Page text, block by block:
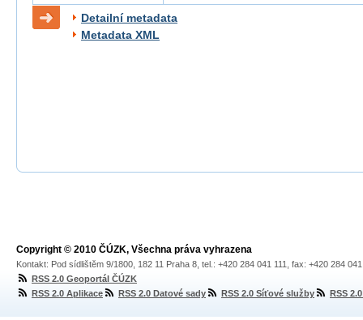
Detailní metadata
Metadata XML
Copyright © 2010 ČÚZK, Všechna práva vyhrazena
Kontakt: Pod sídlištěm 9/1800, 182 11 Praha 8, tel.: +420 284 041 111, fax: +420 284
RSS 2.0 Geoportál ČÚZK
RSS 2.0 Aplikace
RSS 2.0 Datové sady RSS 2.0 Síťové služby RSS